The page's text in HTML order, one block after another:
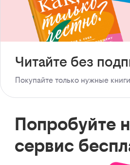
Читайте без
Покупайте только нужные книги
Попробуйте
сервис